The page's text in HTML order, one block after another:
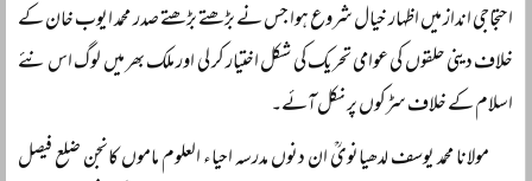
احتجاجی انداز میں اظہار خیال شروع ہوا جس نے بڑھتے بڑھتے صدر محمد ایوب خان کے
خلاف دینی حلقوں کی عوامی تحریک کی شکل اختیار کر لی اور ملک بھر میں لوگ اس نئے
اسلام کے خلاف سڑکوں پر نکل آئے۔
مولانا محمد یوسف لدھیانویؒ ان دنوں مدرسہ احیاء العلوم ماموں کانجن ضلع فیصل